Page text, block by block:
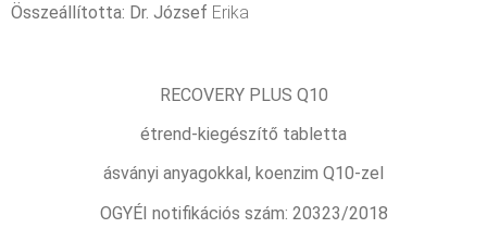
Összeállította: Dr. József Erika
RECOVERY PLUS Q10
étrend-kiegészítő tabletta
ásványi anyagokkal, koenzim Q10-zel
OGYÉI notifikációs szám: 20323/2018